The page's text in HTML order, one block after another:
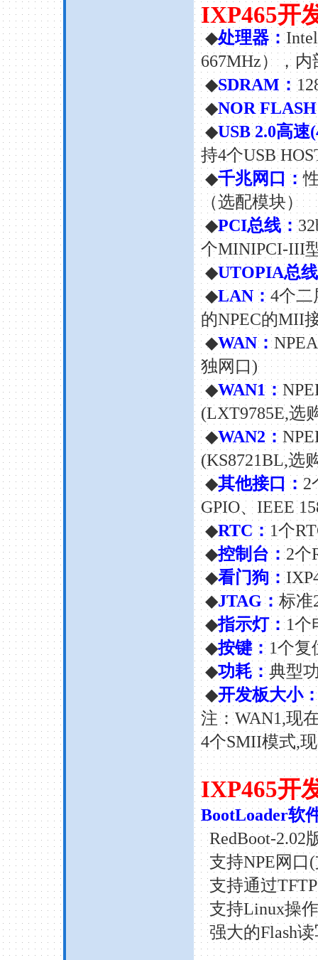
IXP465开
◆处理器：
667MHz），内
◆SDRAM ：
◆NOR FLASH
◆USB 2.0高速
持4个USB
◆千兆网口：
（选配模块）
◆PCI总线：
个MINIPCI-III
◆UTOPIA总
◆LAN： 4个二
的NPEC的MII
◆WAN：
独网口)
◆WAN1：
(LXT9785E,选
◆WAN2：
(KS8721BL,选
◆其他接口： 2
GPIO、 IEEE
◆RTC： 1个
◆控制台：2个
◆看门狗：
◆JTAG：标准
◆指示灯：1个
◆按键： 1个复
◆功耗：典型
◆开发板大小
注：WAN1,现
4个SMII模式,
IXP465开
BootLoader软
RedBoot-2.02
支持NPE网口(
支持通过TFTP
支持Linux操
强大的Flash读